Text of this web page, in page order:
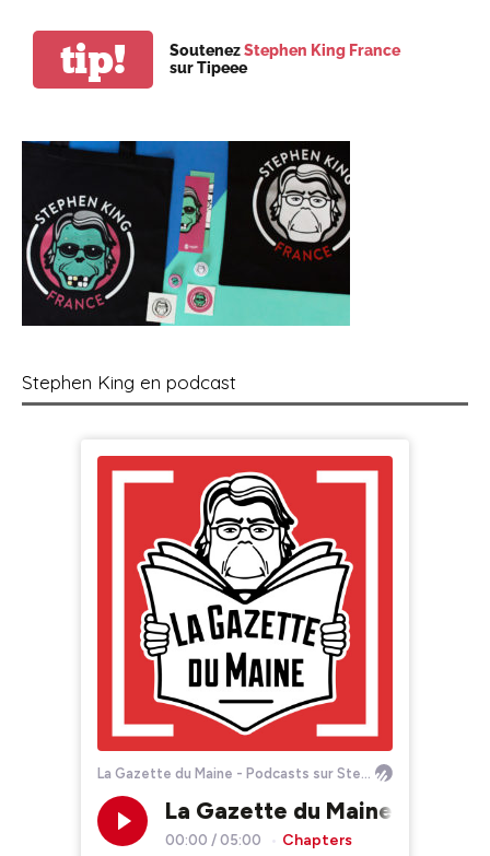
tip! SoutenezStephen King France
sur Tipeee
Stephen King en podcast